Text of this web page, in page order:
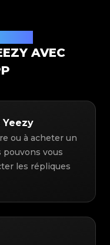
AVEC
ou à acheter un
pouvons vous
les répliques